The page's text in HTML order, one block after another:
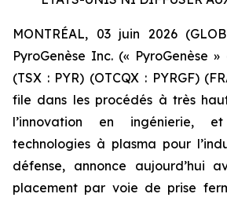
MONTRÉAL, 03 juin 2026
PyroGenèse Inc. (« PyroGenèse
(TSX : PYR) (OTCQX : PYRGF)
file dans les procédés à très
l’innovation en ingénierie,
technologies à plasma pour
défense, annonce aujourd’hui
placement par voie de prise